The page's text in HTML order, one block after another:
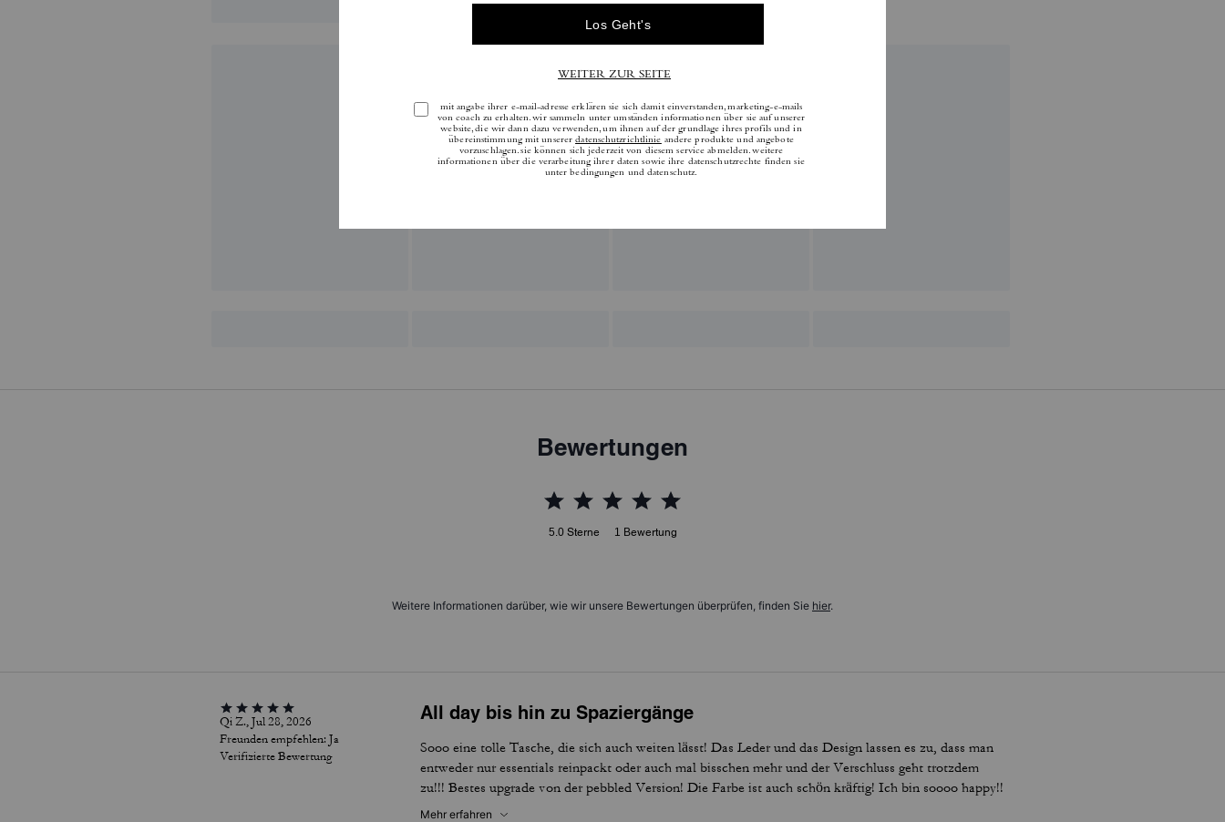
Bewertungen
5.0 Sterne 1 Bewertung
Weitere Informationen darüber, wie wir unsere Bewertungen überprüfen, finden Sie hier.
Qi Z., Jul 28, 2026
Freunden empfehlen: Ja
Verifizierte Bewertung
All day bis hin zu Spaziergänge
Sooo eine tolle Tasche, die sich auch weiten lässt! Das Leder und das Design lassen es zu, dass man
entweder nur essentials reinpackt oder auch mal bisschen mehr und der Verschluss geht trotzdem
zu!!! Bestes upgrade von der pebbled Version! Die Farbe ist auch schön kräftig! Ich bin soooo happy!!
❤️❤️❤️
Mehr erfahren